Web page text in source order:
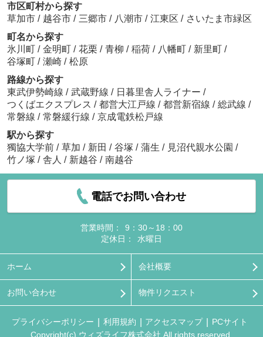
市区町村から探す
草加市 / 越谷市 / 三郷市 / 八潮市 / 江東区 / さいたま市緑区
町名から探す
氷川町 / 金明町 / 花栗 / 青柳 / 稲荷 / 八幡町 / 新里町 /
谷塚町 / 瀬崎 / 松原
路線から探す
東武伊勢崎線 / 武蔵野線 / 日暮里舎人ライナー /
つくばエクスプレス / 都営大江戸線 / 都営新宿線 / 総武線 /
常磐線 / 常磐緩行線 / 京成電鉄松戸線
駅から探す
獨協大学前 / 草加 / 新田 / 谷塚 / 蒲生 / 見沼代親水公園 /
竹ノ塚 / 舎人 / 新越谷 / 南越谷
電話でお問い合わせ
営業時間：
9：30～18：00
定休日：
水曜日
ホーム 会社概要
お問い合わせ 物件リクエスト
プライバシーポリシー 利用規約 アクセスマップ
PCサイト
Copyright(c) ウィズライフ株式会社 All rights reserved.